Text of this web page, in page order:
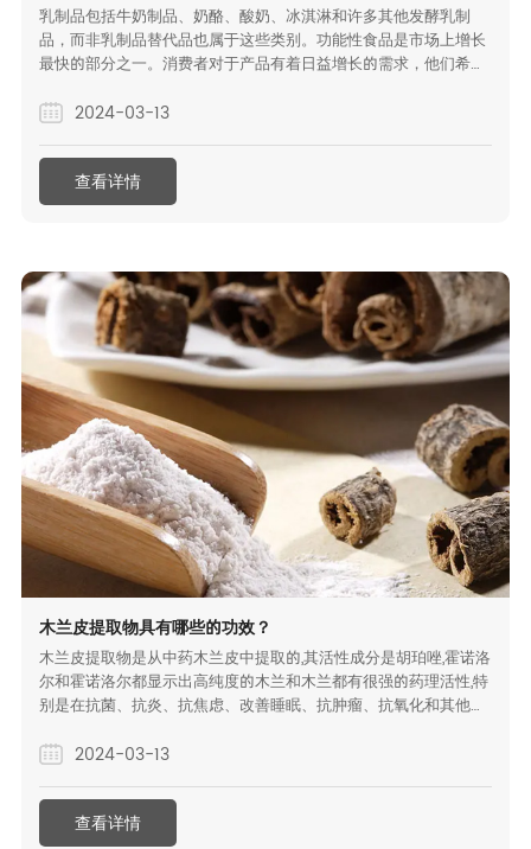
乳制品包括牛奶制品、奶酪、酸奶、冰淇淋和许多其他发酵乳制
品，而非乳制品替代品也属于这些类别。功能性食品是市场上增长
最快的部分之一。消费者对于产品有着日益增长的需求，他们希望
2024-03-13
查看详情
木兰皮提取物具有哪些的功效？
木兰皮提取物是从中药木兰皮中提取的,其活性成分是胡珀唑,霍诺洛
尔和霍诺洛尔都显示出高纯度的木兰和木兰都有很强的药理活性,特
别是在抗菌、抗炎、抗焦虑、改善睡眠、抗肿瘤、抗氧化和其他方
2024-03-13
查看详情